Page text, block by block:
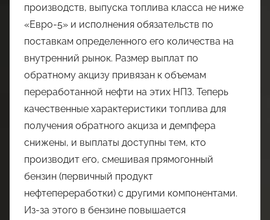
производств, выпуска топлива класса не ниже
«Евро-5» и исполнения обязательств по
поставкам определенного его количества на
внутренний рынок. Размер выплат по
обратному акцизу привязан к объемам
переработанной нефти на этих НПЗ. Теперь
качественные характеристики топлива для
получения обратного акциза и демпфера
снижены, и выплаты доступны тем, кто
производит его, смешивая прямогонный
бензин (первичный продукт
нефтепереработки) с другими компонентами.
Из-за этого в бензине повышается